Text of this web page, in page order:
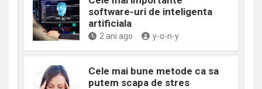
software-uri de inteligenta
artificiala
2 ani ago y-o-n-y
Cele mai bune metode ca sa
putem scapa de stres